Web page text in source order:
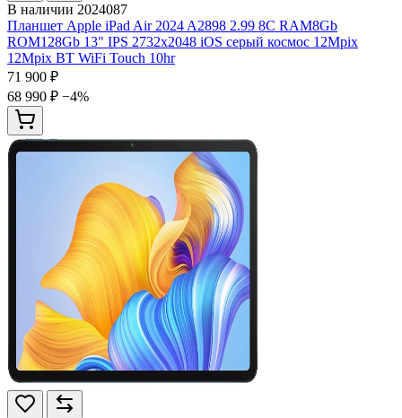
В наличии 2024087
Планшет Apple iPad Air 2024 A2898 2.99 8C RAM8Gb
ROM128Gb 13" IPS 2732x2048 iOS серый космос 12Mpix
12Mpix BT WiFi Touch 10hr
71 900 ₽
68 990 ₽ −4%